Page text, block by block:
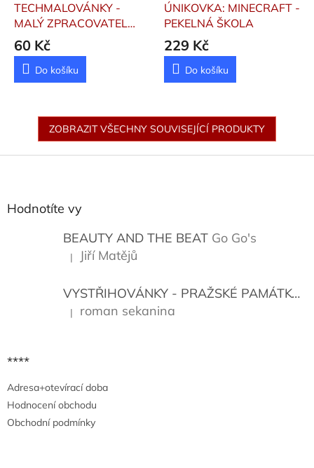
TECHMALOVÁNKY -
MALÝ ZPRACOVATEL
ODPADŮ
60 Kč
Do košíku
ÚNIKOVKA: MINECRAFT -
PEKELNÁ ŠKOLA
229 Kč
Do košíku
ZOBRAZIT VŠECHNY SOUVISEJÍCÍ PRODUKTY
Hodnotíte vy
BEAUTY AND THE BEAT Go Go's
Hodnocení produktu je 5 z 5 hvězdiček.
| Jiří Matějů
VYSTŘIHOVÁNKY - PRAŽSKÉ PAMÁTKY
Hodnocení produktu je 5 z 5 hvězdiček.
| roman sekanina
****
Adresa+otevírací doba
Hodnocení obchodu
Obchodní podmínky